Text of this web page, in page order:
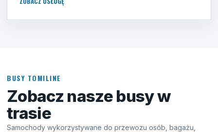
BUSY TOMILINE
Zobacz nasze busy w
trasie
Samochody wykorzystywane do przewozu osób, bagażu,